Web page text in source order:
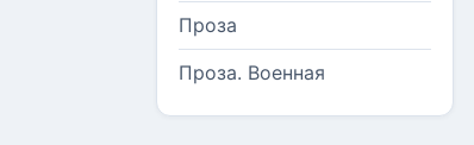
Проза
Проза. Военная